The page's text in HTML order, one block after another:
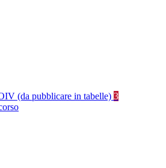
(da pubblicare in tabelle) 3